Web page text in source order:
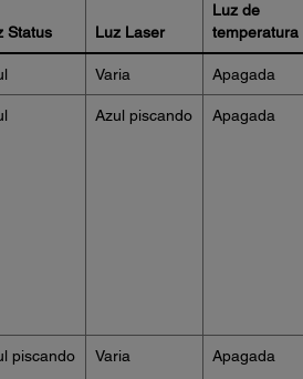
Status Luz Laser
Luz de
temperatura
Varia Apagada
Azul piscando Apagada
piscando Varia Apagada